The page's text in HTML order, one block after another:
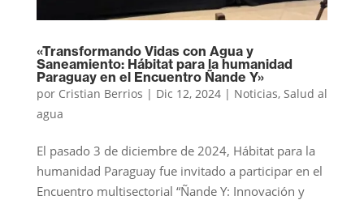
«Transformando Vidas con Agua y
Saneamiento: Hábitat para la humanidad
Paraguay en el Encuentro Ñande Y»
por Cristian Berrios | Dic 12, 2024| Noticias, Salud al
agua
El pasado 3 de diciembre de 2024, Hábitat para la
humanidad Paraguay fue invitado a participar en el
Encuentro multisectorial “Ñande Y: Innovación y